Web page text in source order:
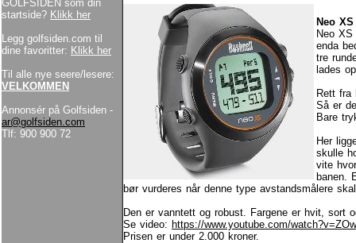
GOLFSIDEN som din
startside? Klikk her
Legg golfsiden.com til
dine favoritter: Klikk her
Til alle nye seere/lesere:
VELKOMMEN
Annonsér på Golfsiden -
ar@golfsiden.com
Tlf: 900 900 72
Neo XS
Neo
enda
tre
lades
Rett fra
Så er
Bare
Her
skulle
vite
banen.
bør vurderes når denne type avstandsmålere
Den er vanntett og robust. Fargene er hvit, sort
Se video: https://www.youtube.com/
Prisen er under 2.000 kroner.